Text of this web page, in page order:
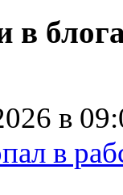
в
в
в